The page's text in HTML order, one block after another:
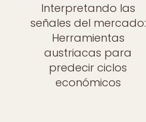
Interpretando las
señales del mercado:
Herramientas
austriacas para
predecir ciclos
económicos